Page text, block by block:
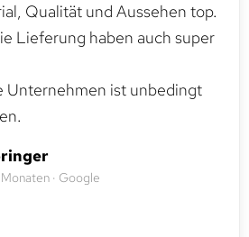
Qualität und Aussehen top.
Lieferung haben auch super
Unternehmen ist unbedingt
· Google